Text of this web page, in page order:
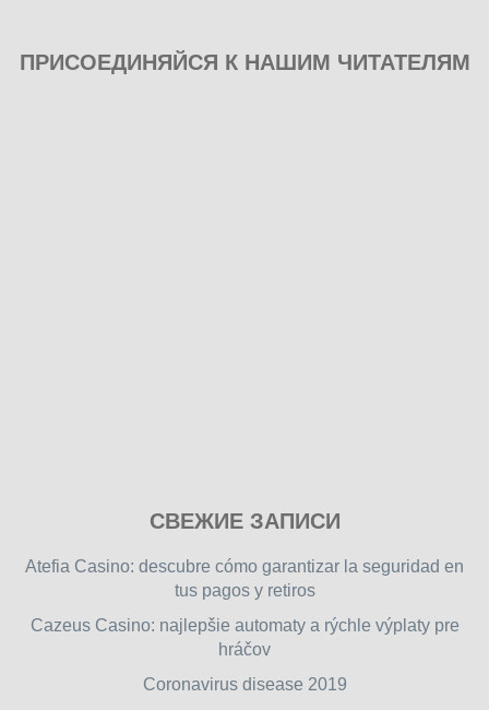
ПРИСОЕДИНЯЙСЯ К НАШИМ ЧИТАТЕЛЯМ
free
games
СВЕЖИЕ ЗАПИСИ
Atefia Casino: descubre cómo garantizar la seguridad en
tus pagos y retiros
Cazeus Casino: najlepšie automaty a rýchle výplaty pre
hráčov
Coronavirus disease 2019